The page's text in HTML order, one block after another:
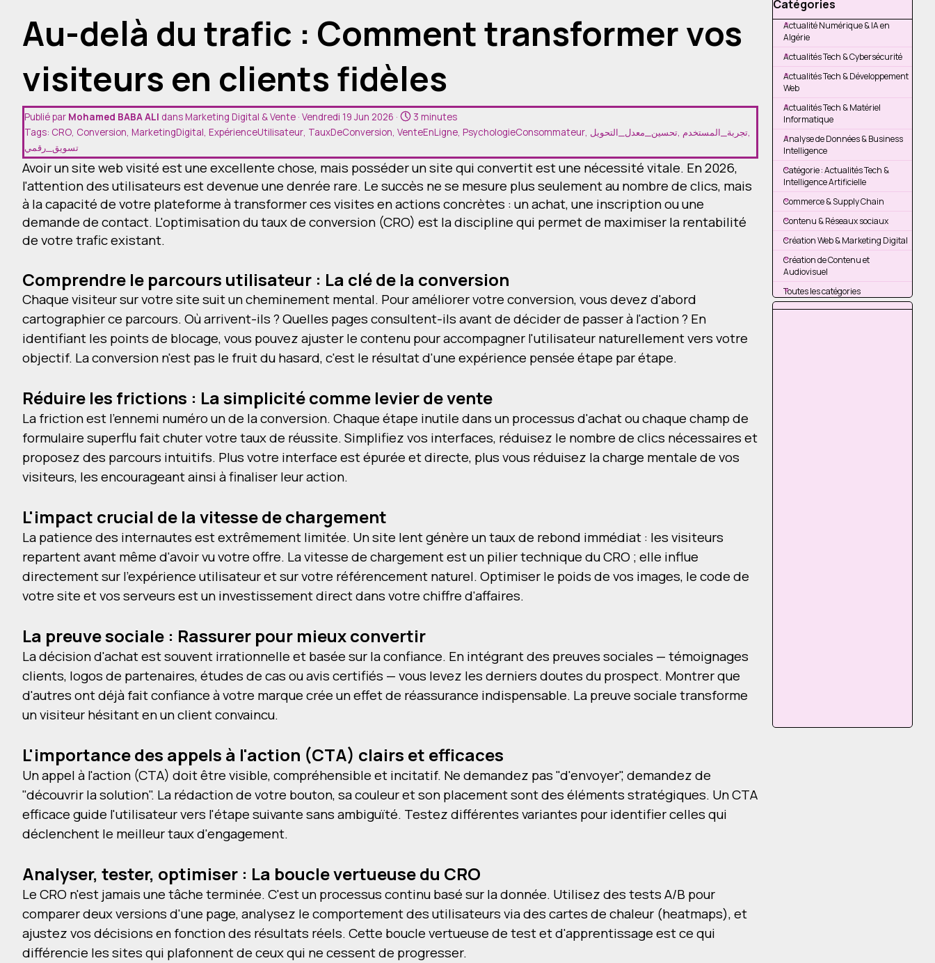
Au-delà du trafic : Comment transformer vos
visiteurs en clients fidèles
Publié par Mohamed BABA ALI dansMarketing Digital & Vente · Vendredi 19 Jun 2026 ·
3 minutes
Tags: CRO Conversion MarketingDigital ExpérienceUtilisateur TauxDeConversion VenteEnLigne PsychologieConsommateur تحسين_معدل_التحويل تجربة_المستخدم
تسويق_رقمي
Avoir un site web visité est une excellente chose, mais posséder un site qui convertit est une nécessité vitale. En 2026,
l'attention des utilisateurs est devenue une denrée rare. Le succès ne se mesure plus seulement au nombre de clics, mais
à la capacité de votre plateforme à transformer ces visites en actions concrètes : un achat, une inscription ou une
demande de contact. L'optimisation du taux de conversion (CRO) est la discipline qui permet de maximiser la rentabilité
de votre trafic existant.
Comprendre le parcours utilisateur : La clé de la conversion
Chaque visiteur sur votre site suit un cheminement mental. Pour améliorer votre conversion, vous devez d'abord
cartographier ce parcours. Où arrivent-ils ? Quelles pages consultent-ils avant de décider de passer à l'action ? En
identifiant les points de blocage, vous pouvez ajuster le contenu pour accompagner l'utilisateur naturellement vers votre
objectif. La conversion n'est pas le fruit du hasard, c'est le résultat d'une expérience pensée étape par étape.
Réduire les frictions : La simplicité comme levier de vente
La friction est l'ennemi numéro un de la conversion. Chaque étape inutile dans un processus d'achat ou chaque champ de
formulaire superflu fait chuter votre taux de réussite. Simplifiez vos interfaces, réduisez le nombre de clics nécessaires et
proposez des parcours intuitifs. Plus votre interface est épurée et directe, plus vous réduisez la charge mentale de vos
visiteurs, les encourageant ainsi à finaliser leur action.
L'impact crucial de la vitesse de chargement
La patience des internautes est extrêmement limitée. Un site lent génère un taux de rebond immédiat : les visiteurs
repartent avant même d'avoir vu votre offre. La vitesse de chargement est un pilier technique du CRO ; elle influe
directement sur l'expérience utilisateur et sur votre référencement naturel. Optimiser le poids de vos images, le code de
votre site et vos serveurs est un investissement direct dans votre chiffre d'affaires.
La preuve sociale : Rassurer pour mieux convertir
La décision d'achat est souvent irrationnelle et basée sur la confiance. En intégrant des preuves sociales — témoignages
clients, logos de partenaires, études de cas ou avis certifiés — vous levez les derniers doutes du prospect. Montrer que
d'autres ont déjà fait confiance à votre marque crée un effet de réassurance indispensable. La preuve sociale transforme
un visiteur hésitant en un client convaincu.
L'importance des appels à l'action (CTA) clairs et efficaces
Un appel à l'action (CTA) doit être visible, compréhensible et incitatif. Ne demandez pas "d'envoyer", demandez de
"découvrir la solution". La rédaction de votre bouton, sa couleur et son placement sont des éléments stratégiques. Un CTA
efficace guide l'utilisateur vers l'étape suivante sans ambiguïté. Testez différentes variantes pour identifier celles qui
déclenchent le meilleur taux d'engagement.
Analyser, tester, optimiser : La boucle vertueuse du CRO
Le CRO n'est jamais une tâche terminée. C'est un processus continu basé sur la donnée. Utilisez des tests A/B pour
comparer deux versions d'une page, analysez le comportement des utilisateurs via des cartes de chaleur (heatmaps), et
ajustez vos décisions en fonction des résultats réels. Cette boucle vertueuse de test et d'apprentissage est ce qui
différencie les sites qui plafonnent de ceux qui ne cessent de progresser.
Sauter le bloc Catégories
Catégories
Actualité Numérique & IA en
Algérie
Actualités Tech & Cybersécurité
Actualités Tech & Développement
Web
Actualités Tech & Matériel
Informatique
Analyse de Données & Business
Intelligence
Catégorie : Actualités Tech &
Intelligence Artificielle
Commerce & Supply Chain
Contenu & Réseaux sociaux
Création Web & Marketing Digital
Création de Contenu et
Audiovisuel
Toutes les catégories
Sauter le bloc